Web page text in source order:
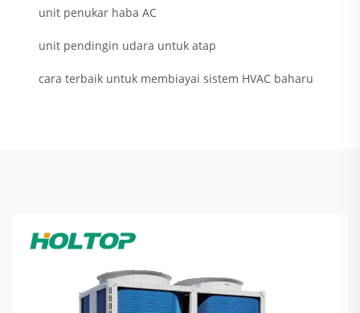
unit penukar haba AC
unit pendingin udara untuk atap
cara terbaik untuk membiayai sistem HVAC baharu